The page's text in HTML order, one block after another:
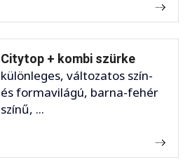
Citytop + kombi szürke
különleges, változatos szín-
és formavilágú, barna-fehér
színű, ...